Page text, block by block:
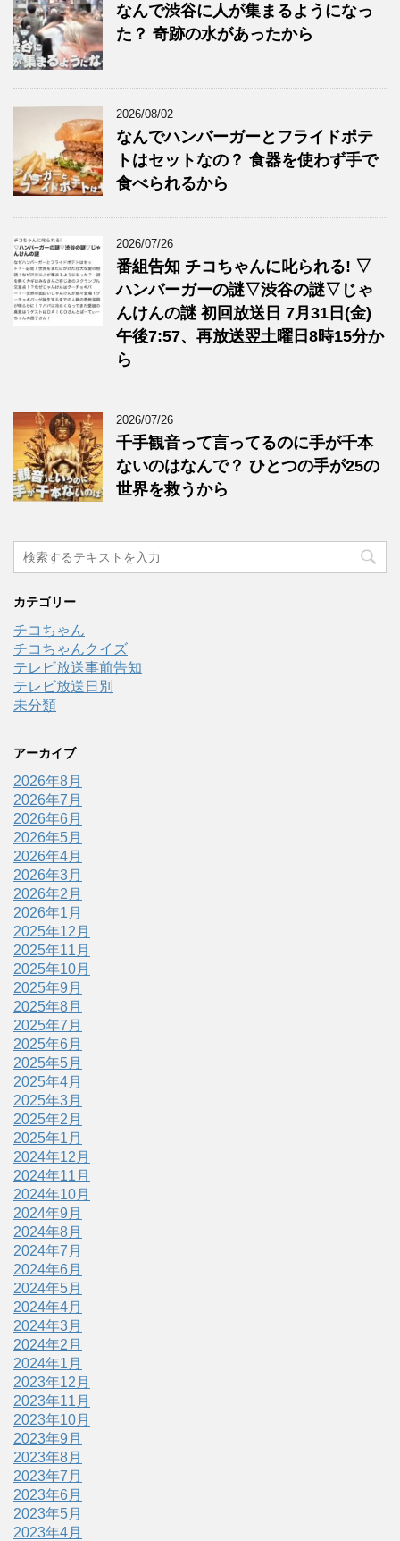
なんで渋谷に人が集まるようになっ
た？ 奇跡の水があったから
2026/08/02
なんでハンバーガーとフライドポテ
トはセットなの？ 食器を使わず手で
食べられるから
2026/07/26
番組告知 チコちゃんに叱られる! ▽
ハンバーガーの謎▽渋谷の謎▽じゃ
んけんの謎 初回放送日 7月31日(金)
午後7:57、再放送翌土曜日8時15分か
ら
2026/07/26
千手観音って言ってるのに手が千本
ないのはなんで？ ひとつの手が25の
世界を救うから
カテゴリー
チコちゃん
チコちゃんクイズ
テレビ放送事前告知
テレビ放送日別
未分類
アーカイブ
2026年8月
2026年7月
2026年6月
2026年5月
2026年4月
2026年3月
2026年2月
2026年1月
2025年12月
2025年11月
2025年10月
2025年9月
2025年8月
2025年7月
2025年6月
2025年5月
2025年4月
2025年3月
2025年2月
2025年1月
2024年12月
2024年11月
2024年10月
2024年9月
2024年8月
2024年7月
2024年6月
2024年5月
2024年4月
2024年3月
2024年2月
2024年1月
2023年12月
2023年11月
2023年10月
2023年9月
2023年8月
2023年7月
2023年6月
2023年5月
2023年4月